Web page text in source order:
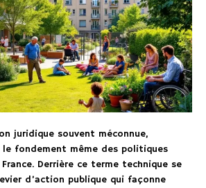
juridique souvent méconnue,
fondement même des politiques
Derrière ce terme technique se
d’action publique qui façonne